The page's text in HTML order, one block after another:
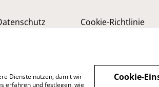
Cookie-Richtlinie
Dienste nutzen, damit wir
erfahren und festlegen, wie
Cookie-